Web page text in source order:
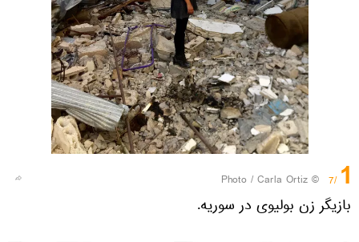
1
/7
© Photo / Carla Ortiz
بازیگر زن بولیوی در سوریه.